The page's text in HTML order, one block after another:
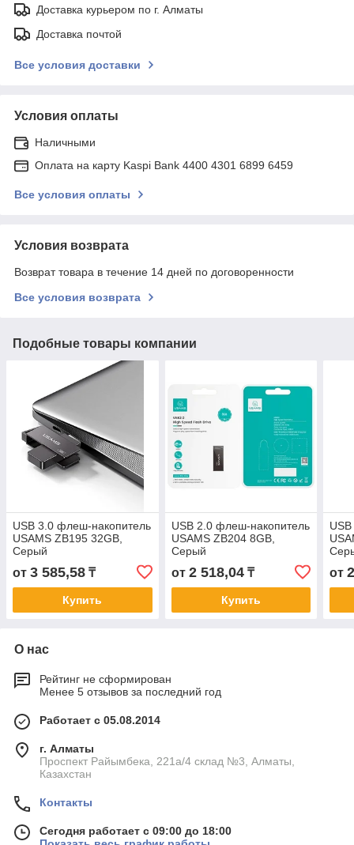
Доставка курьером по г. Алматы
Доставка почтой
Все условия доставки
Условия оплаты
Наличными
Оплата на карту Kaspi Bank 4400 4301 6899 6459
Все условия оплаты
Условия возврата
Возврат товара в течение 14 дней по договоренности
Все условия возврата
Подобные товары компании
USB 3.0 флеш-накопитель
USAMS ZB195 32GB,
Серый
от 3 585,58 ₸
Купить
USB 2.0 флеш-накопитель
USAMS ZB204 8GB,
Серый
от 2 518,04₸
Купить
от
О нас
Рейтинг не сформирован
Менее 5 отзывов за последний год
Работает с 05.08.2014
г. Алматы
Проспект Райымбека, 221а/4 склад №3, Алматы,
Казахстан
Контакты
Сегодня работает с 09:00 до 18:00